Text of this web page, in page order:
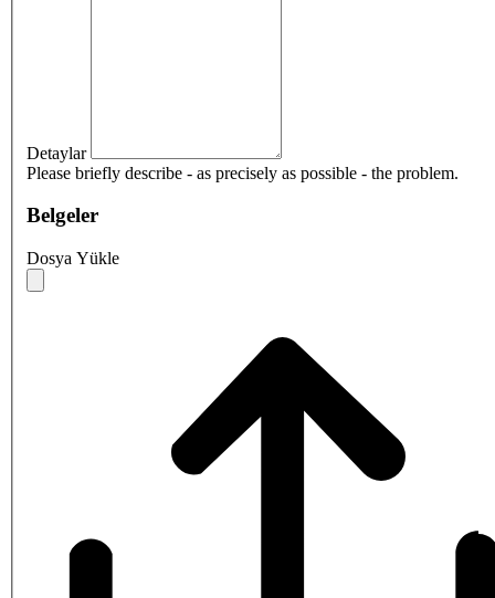
Detaylar
Please briefly describe - as precisely as possible - the problem.
Belgeler
Dosya Yükle